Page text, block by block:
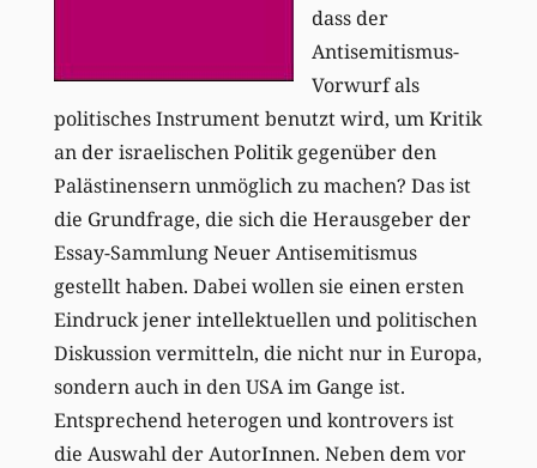
dass der
Antisemitismus-
Vorwurf als
politisches Instrument benutzt wird, um Kritik
an der israelischen Politik gegenüber den
Palästinensern unmöglich zu machen? Das ist
die Grundfrage, die sich die Herausgeber der
Essay-Sammlung Neuer Antisemitismus
gestellt haben. Dabei wollen sie einen ersten
Eindruck jener intellektuellen und politischen
Diskussion vermitteln, die nicht nur in Europa,
sondern auch in den USA im Gange ist.
Entsprechend heterogen und kontrovers ist
die Auswahl der AutorInnen. Neben dem vor